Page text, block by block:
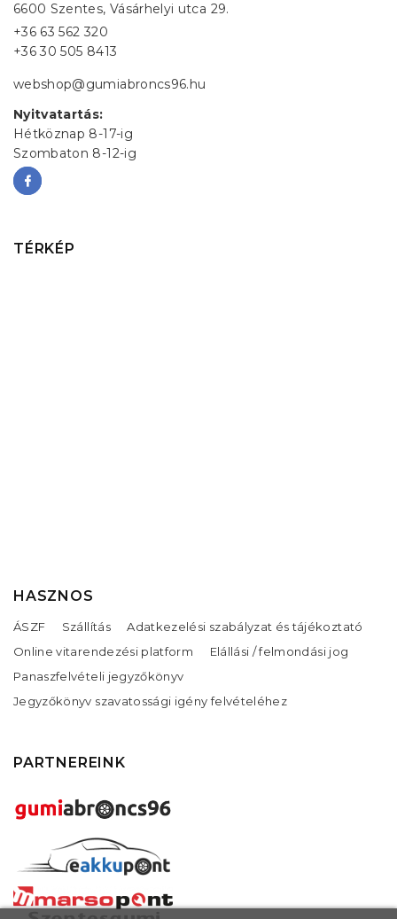
6600 Szentes, Vásárhelyi utca 29.
+36 63 562 320
+36 30 505 8413
webshop@gumiabroncs96.hu
Nyitvatartás:
Hétköznap 8-17-ig
Szombaton 8-12-ig
TÉRKÉP
HASZNOS
ÁSZF Szállítás
Adatkezelési szabályzat és tájékoztató
Online vitarendezési platform
Elállási / felmondási jog
Panaszfelvételi jegyzőkönyv
Jegyzőkönyv szavatossági igény felvételéhez
PARTNEREINK